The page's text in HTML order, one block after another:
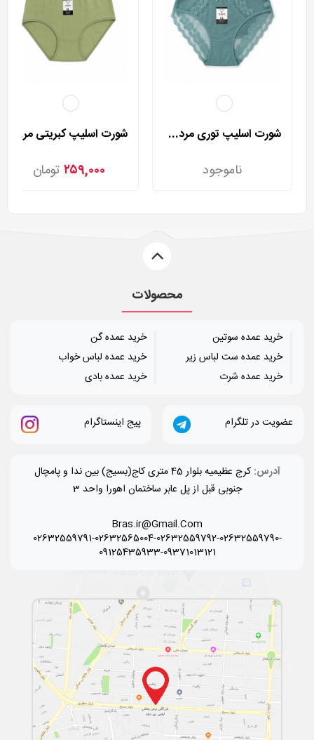
شورت اسلیپ توری مردی مدل 2002
ناموجود
شورت اسلیپ کبریتی مردی مدل 2025
۲۵۹,۰۰۰ تومان
محصولات
خرید عمده سوتین
خرید عمده ست لباس زیر
خرید عمده شرت
خرید عمده گن
خرید عمده لباس خواب
خرید عمده بادی
عضویت در تلگرام پیج اینستاگرام
آدرس:
کرج عظیمیه بلوار 45 متری کاج(بسیج) بین ندا و پامچال
جنوبی قبل از پل عابر ساختمان اهورا واحد 3
Bras.ir@Gmail.Com
02632559791-02632565004-02632559792-02632559790-
09125435933-09371013121